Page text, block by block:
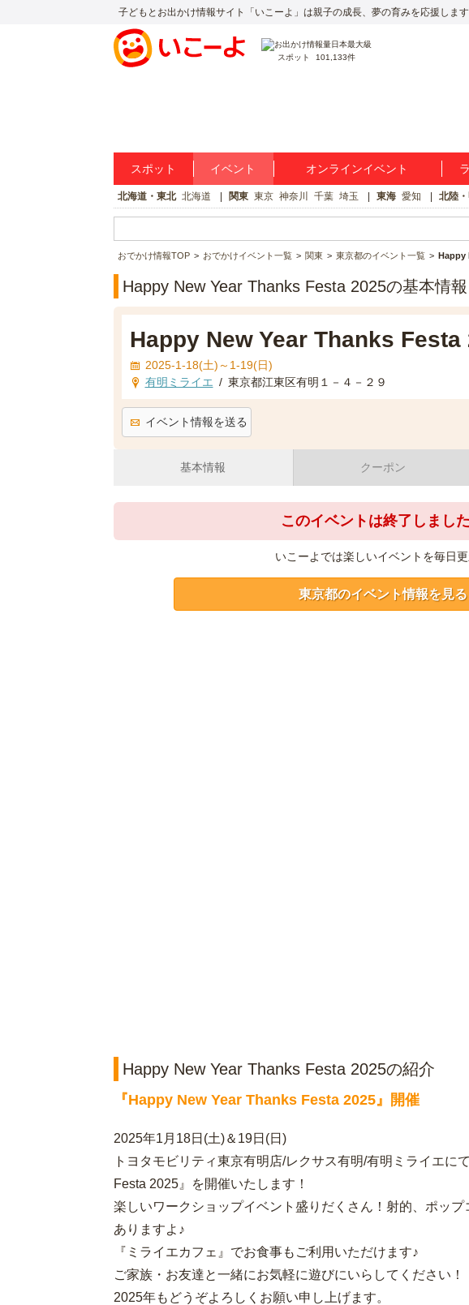
子どもとお出かけ情報サイト「いこーよ」は親子の成長、夢の育みを応援します
スポット 101,133件
スポット イベント オンラインイベント
北海道・東北 北海道 関東 東京 神奈川 千葉 埼玉 東海 愛知 北陸
おでかけ情報TOP おでかけイベント一覧 関東 東京都のイベント一覧 Happy
Happy New Year Thanks Festa 2025の基本情報
Happy New Year Thanks Festa
2025-1-18(土)～1-19(日)
有明ミライエ / 東京都江東区有明１－４－２９
イベント情報を送る
基本情報 クーポン
このイベントは終了しました
いこーよでは楽しいイベントを毎日更
東京都のイベント情報を見る
Happy New Year Thanks Festa 2025の紹介
『Happy New Year Thanks Festa 2025』開催
2025年1月18日(土)＆19日(日)
トヨタモビリティ東京有明店/レクサス有明/有明ミライエに
Festa 2025』を開催いたします！
楽しいワークショップイベント盛りだくさん！射的、ポッ
ありますよ♪
『ミライエカフェ』でお食事もご利用いただけます♪
ご家族・お友達と一緒にお気軽に遊びにいらしてください！
2025年もどうぞよろしくお願い申し上げます。